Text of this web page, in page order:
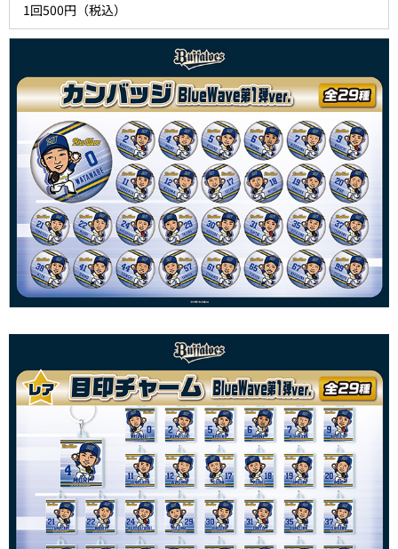
1回500円（税込）